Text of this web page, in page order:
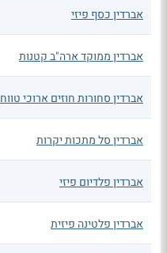
אברדין כסף פיזי
אברדין ממוקד ארה"ב קטנות
אברדין סחורות חוזים ארוכי טווח
אברדין סל מתכות יקרות
אברדין פלדיום פיזי
אברדין פלטינה פיזית